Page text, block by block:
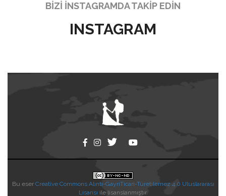
BİZİ İNSTAGRAMDA TAKİP EDİN
INSTAGRAM
Bu eser Creative Commons Alıntı-GayriTicari-Türetilemez 4.0 Uluslararası
Lisansı ile lisanslanmıştır.